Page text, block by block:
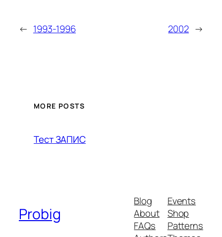
← 1993-1996 2002 →
MORE POSTS
Тест ЗАПИС
Probig
Blog
About
FAQs
Events
Shop
Patterns